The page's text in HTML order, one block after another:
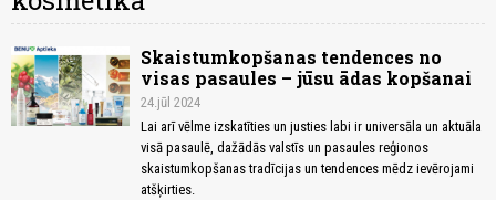
Skaistumkopšanas tendences no
visas pasaules – jūsu ādas kopšanai
24.jūl 2024
Lai arī vēlme izskatīties un justies labi ir universāla un aktuāla
visā pasaulē, dažādās valstīs un pasaules reģionos
skaistumkopšanas tradīcijas un tendences mēdz ievērojami
atšķirties.